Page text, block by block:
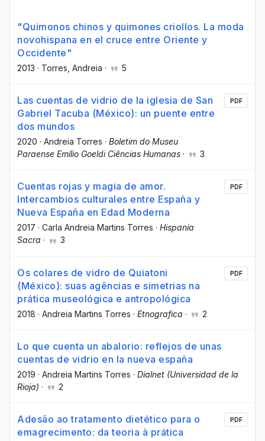
"Quimonos chinos y quimones criollos. La moda
novohispana en el cruce entre Oriente y
Occidente"
2013 · Torres, Andreia · 5
Las cuentas de vidrio de la iglesia de San
Gabriel Tacuba (México): un puente entre
dos mundos
2020 · Andreia Torres · Boletim do Museu
Paraense Emílio Goeldi Ciências Humanas · 3
PDF
Cuentas rojas y magia de amor.
Intercambios culturales entre España y
Nueva España en Edad Moderna
2017 · Carla Andreia Martins Torres · Hispania
Sacra · 3
PDF
Os colares de vidro de Quiatoni
(México): suas agências e simetrias na
prática museológica e antropológica
2018 · Andreia Martins Torres · Etnografica · 2
PDF
Lo que cuenta un abalorio: reflejos de unas
cuentas de vidrio en la nueva españa
2019 · Andreia Martins Torres · Dialnet (Universidad de la
Rioja) · 2
Adesão ao tratamento dietético para o
emagrecimento: da teoria à prática
PDF